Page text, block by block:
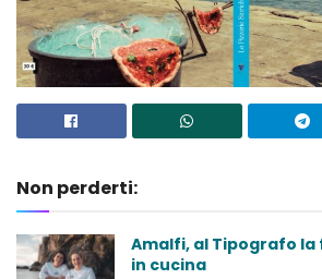
Non perderti:
Amalfi, al Tipografo la
in cucina